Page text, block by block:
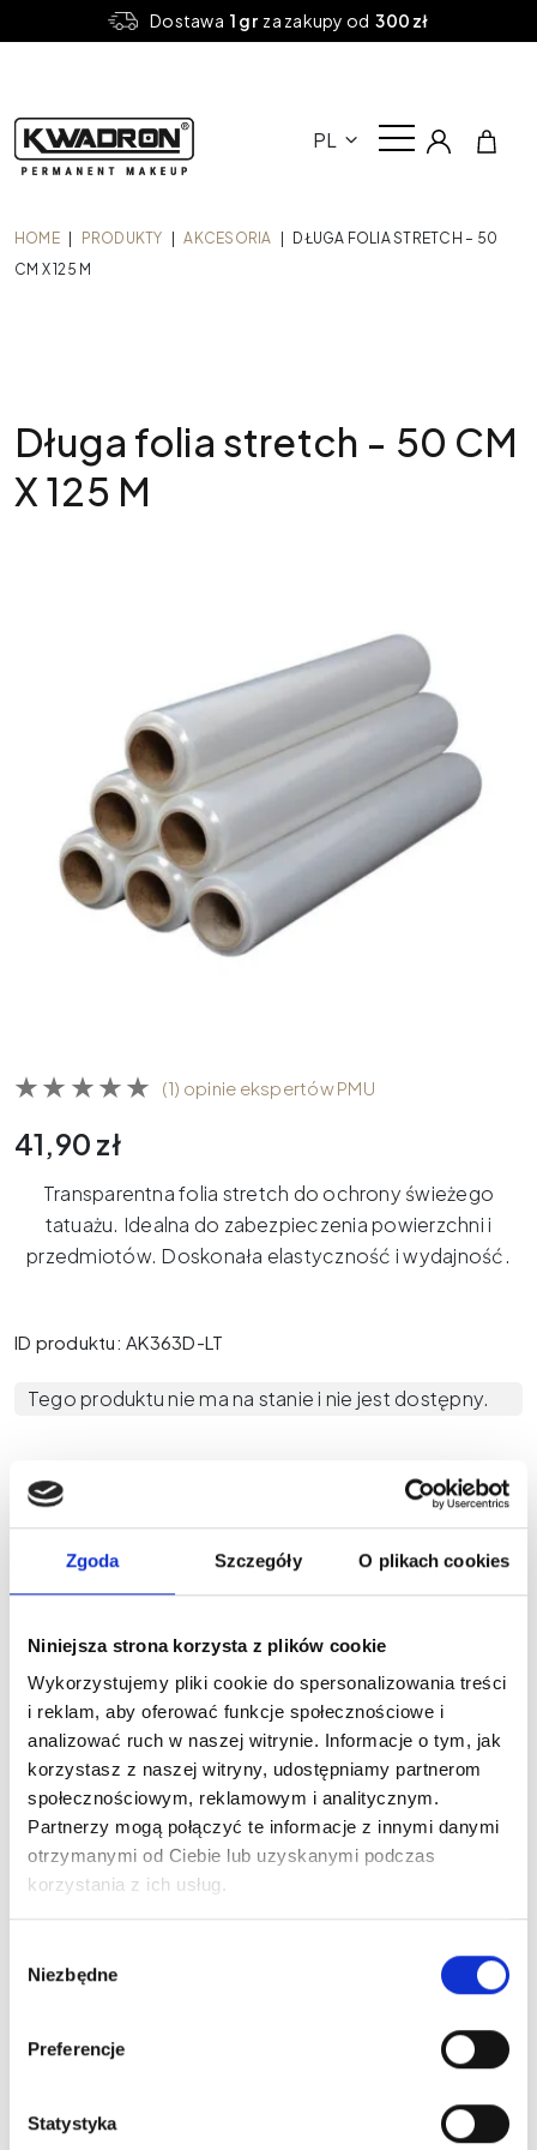
Zgoda Szczegóły O plikach cookies
Niniejsza strona korzysta z plików cookie
Wykorzystujemy pliki cookie do spersonalizowania treści
i reklam, aby oferować funkcje społecznościowe i
analizować ruch w naszej witrynie. Informacje o tym, jak
korzystasz z naszej witryny, udostępniamy partnerom
społecznościowym, reklamowym i analitycznym.
Partnerzy mogą połączyć te informacje z innymi danymi
otrzymanymi od Ciebie lub uzyskanymi podczas
korzystania z ich usług.
zgody
Niezbędne
Preferencje
Statystyka
Dostawa 1 grza zakupy od 300 zł
PL
HOME PRODUKTY AKCESORIA
DŁUGA FOLIA STRETCH – 50
CM X 125 M
Długa folia stretch - 50 CM
X 125 M
(1) opinie ekspertów PMU
41,90 zł
Transparentna folia stretch do ochrony świeżego
tatuażu. Idealna do zabezpieczenia powierzchni i
przedmiotów. Doskonała elastyczność i wydajność.
ID produktu: AK363D-LT
Tego produktu nie ma na stanie i nie jest dostępny.
Nowości na naszym
blogu
Makijaż Permanentny